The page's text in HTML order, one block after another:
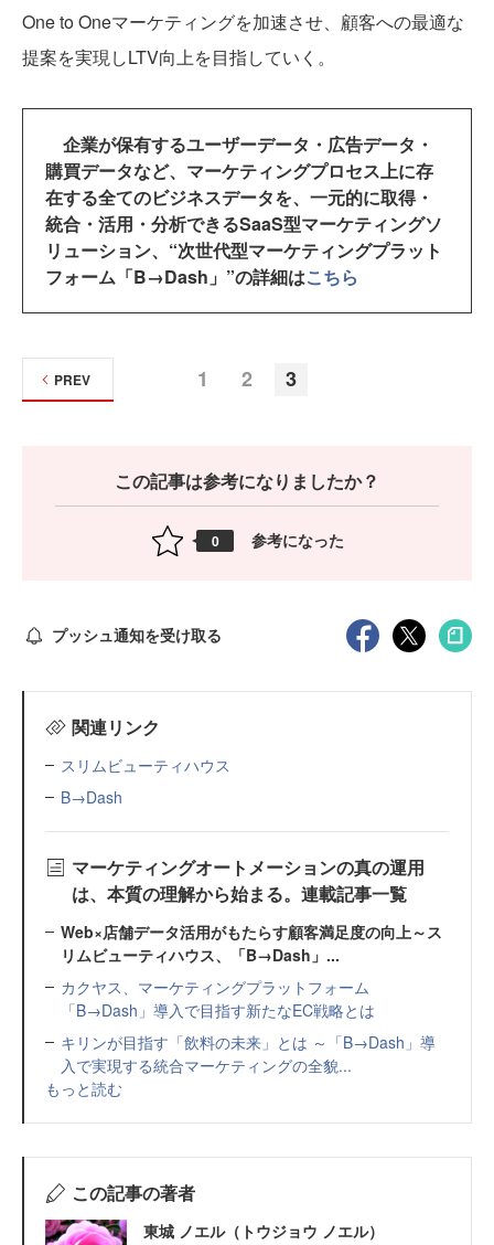
One to Oneマーケティングを加速させ、顧客への最適な
提案を実現しLTV向上を目指していく。
企業が保有するユーザーデータ・広告データ・
購買データなど、マーケティングプロセス上に存
在する全てのビジネスデータを、一元的に取得・
統合・活用・分析できるSaaS型マーケティングソ
リューション、“次世代型マーケティングプラット
フォーム「B→Dash」”の詳細はこちら
1 2 3
PREV
この記事は参考になりましたか？
0 参考になった
プッシュ通知を受け取る
関連リンク
スリムビューティハウス
B→Dash
マーケティングオートメーションの真の運用
は、本質の理解から始まる。連載記事一覧
Web×店舗データ活用がもたらす顧客満足度の向上～ス
リムビューティハウス、「B→Dash」...
カクヤス、マーケティングプラットフォーム
「B→Dash」導入で目指す新たなEC戦略とは
キリンが目指す「飲料の未来」とは ～「B→Dash」導
入で実現する統合マーケティングの全貌...
もっと読む
この記事の著者
東城 ノエル（トウジョウ ノエル）